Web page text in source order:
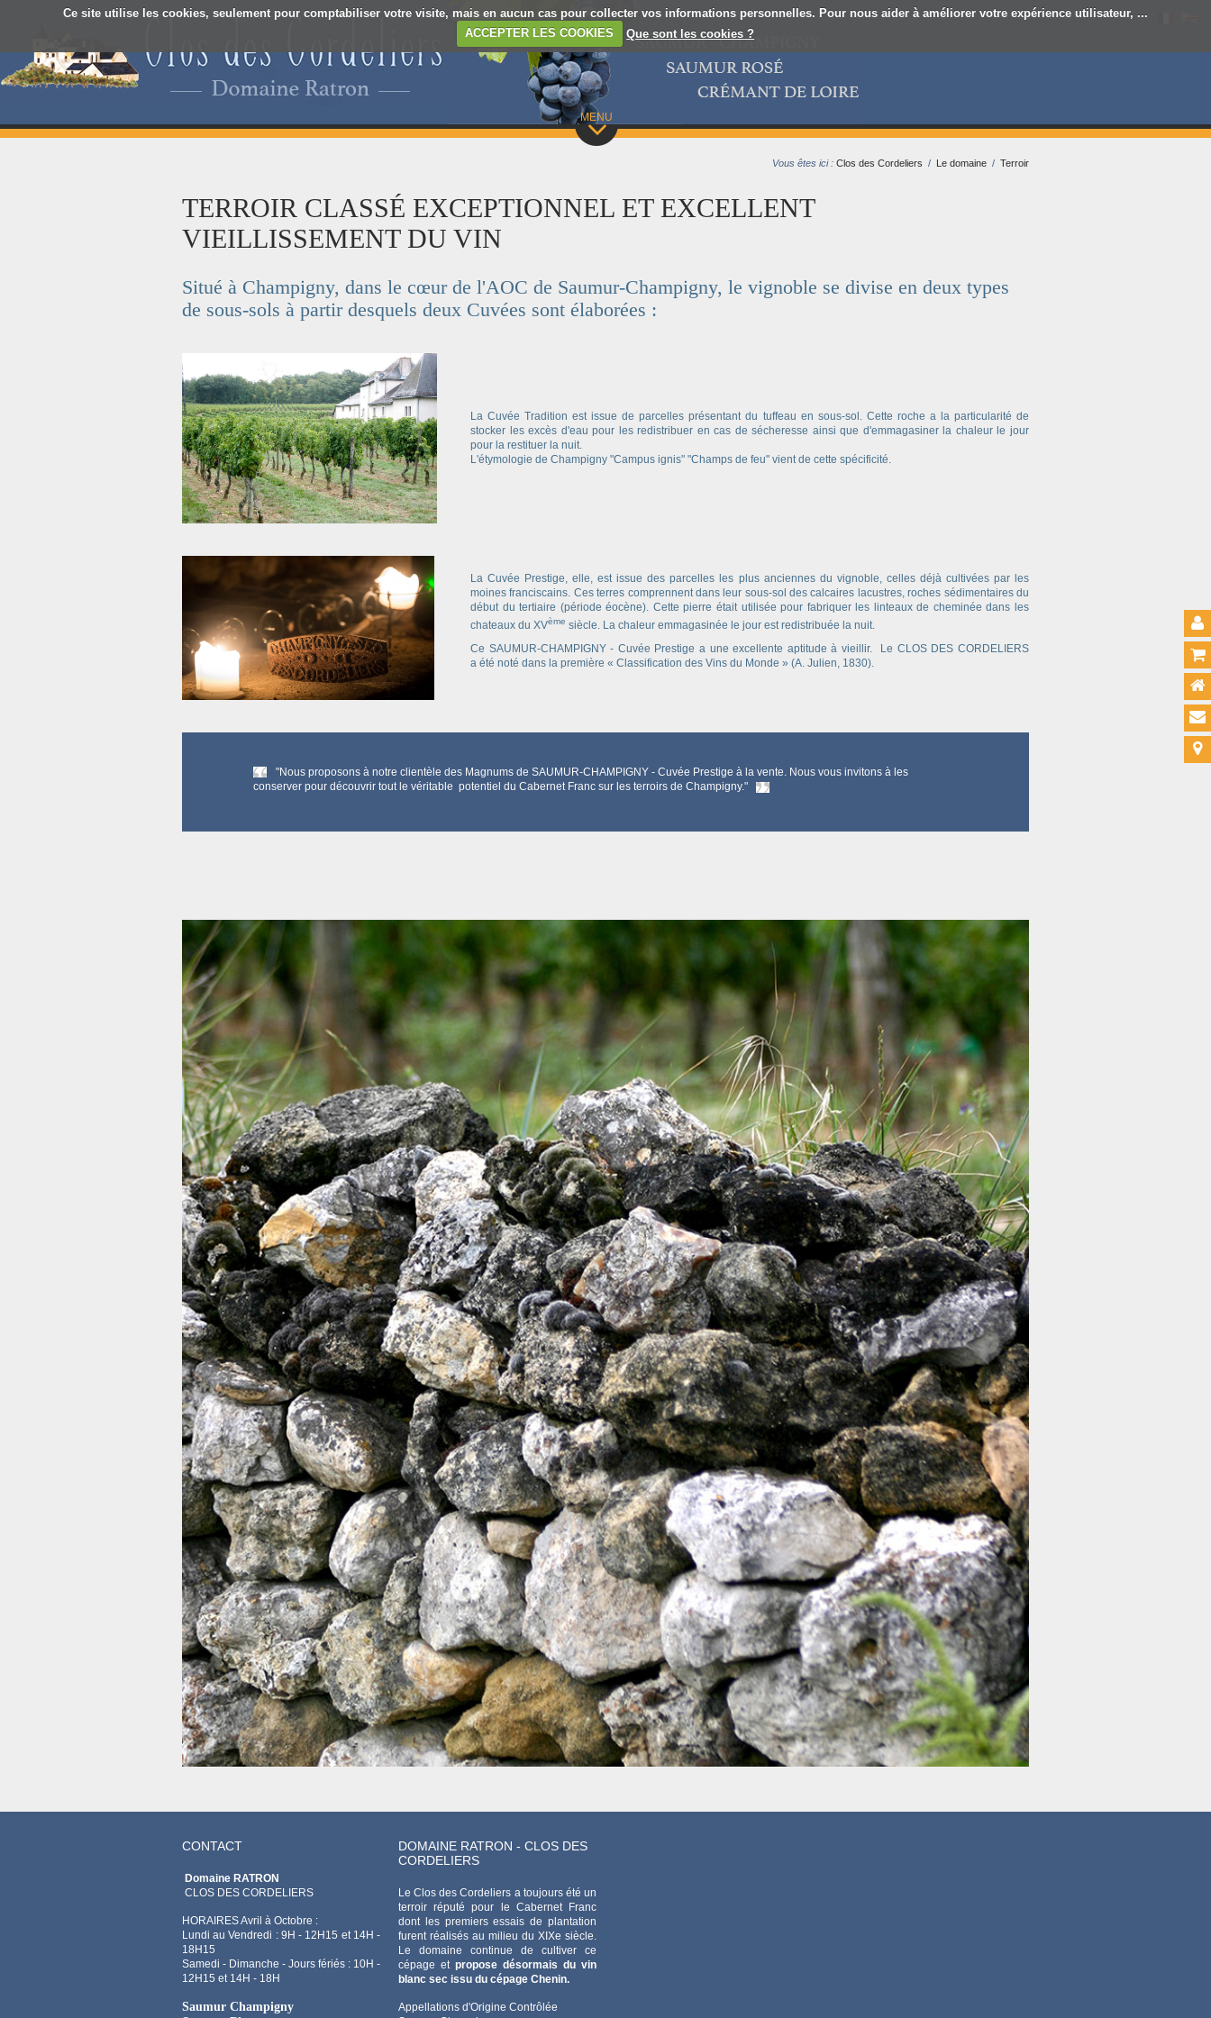
Ce site utilise les cookies, seulement pour comptabiliser votre visite, mais en aucun cas pour collecter vos informations personnelles. Pour nous aider à améliorer votre expérience utilisateur, ...
ACCEPTER LES COOKIES
Que sont les cookies ?
MENU
Vous êtes ici : Clos des Cordeliers / Le domaine / Terroir
TERROIR CLASSÉ EXCEPTIONNEL ET EXCELLENT
VIEILLISSEMENT DU VIN
Situé à Champigny, dans le cœur de l'AOC de Saumur-Champigny, le vignoble se divise en deux types
de sous-sols à partir desquels deux Cuvées sont élaborées :
La Cuvée Tradition est issue de parcelles présentant du tuffeau en sous-sol. Cette roche a la particularité de
stocker les excès d'eau pour les redistribuer en cas de sécheresse ainsi que d'emmagasiner la chaleur le jour
pour la restituer la nuit.
L'étymologie de Champigny "Campus ignis" "Champs de feu" vient de cette spécificité.
La Cuvée Prestige, elle, est issue des parcelles les plus anciennes du vignoble, celles déjà cultivées par les
moines franciscains. Ces terres comprennent dans leur sous-sol des calcaires lacustres, roches sédimentaires du
début du tertiaire (période éocène). Cette pierre était utilisée pour fabriquer les linteaux de cheminée dans les
chateaux du XVème siècle. La chaleur emmagasinée le jour est redistribuée la nuit.
Ce SAUMUR-CHAMPIGNY - Cuvée Prestige a une excellente aptitude à vieillir. Le CLOS DES CORDELIERS
a été noté dans la première « Classification des Vins du Monde » (A. Julien, 1830).
"Nous proposons à notre clientèle des Magnums de SAUMUR-CHAMPIGNY - Cuvée Prestige à la vente. Nous vous invitons à les
conserver pour découvrir tout le véritable potentiel du Cabernet Franc sur les terroirs de Champigny."
CONTACT
Domaine RATRON
CLOS DES CORDELIERS
HORAIRES Avril à Octobre :
Lundi au Vendredi : 9H - 12H15 et 14H -
18H15
Samedi - Dimanche - Jours fériés : 10H -
12H15 et 14H - 18H
Saumur Champigny
DOMAINE RATRON - CLOS DES
CORDELIERS
Le Clos des Cordeliers a toujours été un
terroir réputé pour le Cabernet Franc
dont les premiers essais de plantation
furent réalisés au milieu du XIXe siècle.
Le domaine continue de cultiver ce
cépage et propose désormais du vin
blanc sec issu du cépage Chenin.
Appellations d'Origine Contrôlée